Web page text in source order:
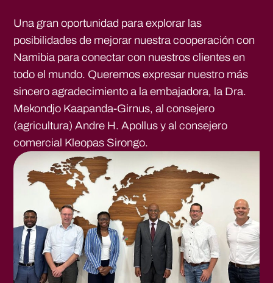
Una gran oportunidad para explorar las
posibilidades de mejorar nuestra cooperación con
Namibia para conectar con nuestros clientes en
todo el mundo. Queremos expresar nuestro más
sincero agradecimiento a la embajadora, la Dra.
Mekondjo Kaapanda-Girnus, al consejero
(agricultura) Andre H. Apollus y al consejero
comercial Kleopas Sirongo.